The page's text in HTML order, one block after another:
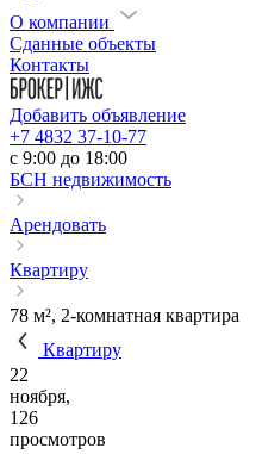
О компании
Сданные объекты
Контакты
Добавить объявление
+7 4832 37-10-77
c 9:00 до 18:00
БСН недвижимость
Арендовать
Квартиру
78 м², 2-комнатная квартира
Квартиру
22
ноября,
126
просмотров